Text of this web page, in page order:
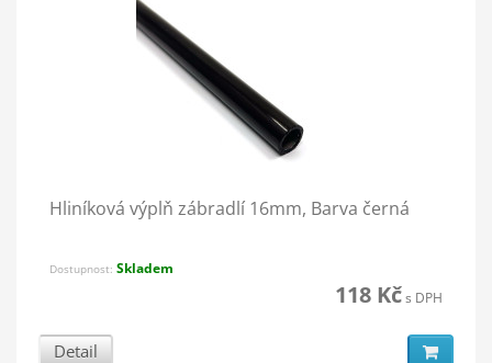
Hliníková výplň zábradlí 16mm, Barva černá
Dostupnost: Skladem
118 Kčs DPH
Detail